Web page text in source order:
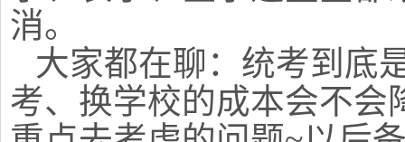
消。
大家都在聊：统考到底
考、换学校的成本会不会